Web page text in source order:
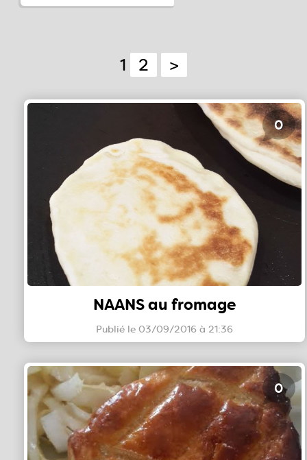
1 2 >
NAANS au fromage
Publié le 03/09/2016 à 21:36
0
0